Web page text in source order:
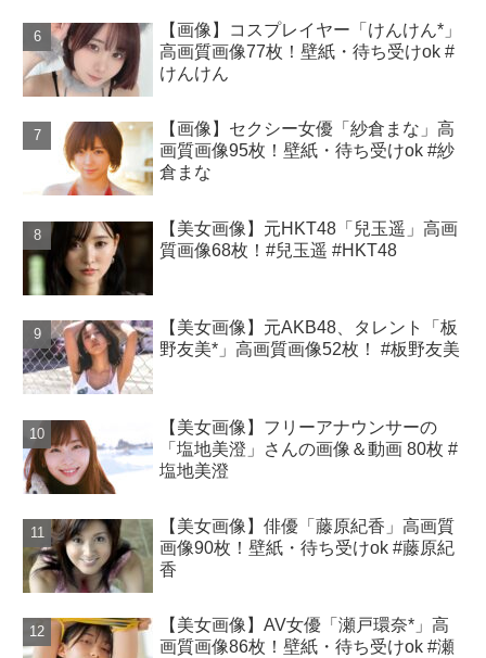
【画像】コスプレイヤー「けんけん*」
高画質画像77枚！壁紙・待ち受けok #
けんけん
【画像】セクシー女優「紗倉まな」高
画質画像95枚！壁紙・待ち受けok #紗
倉まな
【美女画像】元HKT48「兒玉遥」高画
質画像68枚！#兒玉遥 #HKT48
【美女画像】元AKB48、タレント「板
野友美*」高画質画像52枚！ #板野友美
【美女画像】フリーアナウンサーの
「塩地美澄」さんの画像＆動画 80枚 #
塩地美澄
【美女画像】俳優「藤原紀香」高画質
画像90枚！壁紙・待ち受けok #藤原紀
香
【美女画像】AV女優「瀬戸環奈*」高
画質画像86枚！壁紙・待ち受けok #瀬